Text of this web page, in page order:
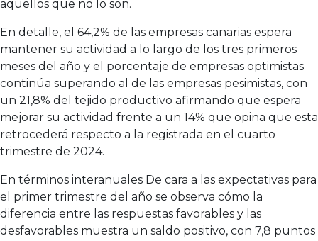
aquellos que no lo son.
En detalle, el 64,2% de las empresas canarias espera
mantener su actividad a lo largo de los tres primeros
meses del año y el porcentaje de empresas optimistas
continúa superando al de las empresas pesimistas, con
un 21,8% del tejido productivo afirmando que espera
mejorar su actividad frente a un 14% que opina que esta
retrocederá respecto a la registrada en el cuarto
trimestre de 2024.
En términos interanuales De cara a las expectativas para
el primer trimestre del año se observa cómo la
diferencia entre las respuestas favorables y las
desfavorables muestra un saldo positivo, con 7,8 puntos